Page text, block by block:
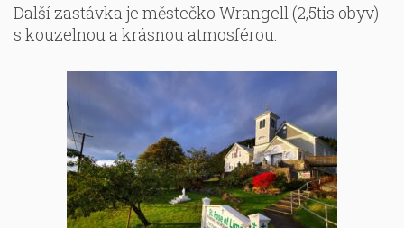
Další zastávka je městečko Wrangell (2,5tis obyv)
s kouzelnou a krásnou atmosférou.